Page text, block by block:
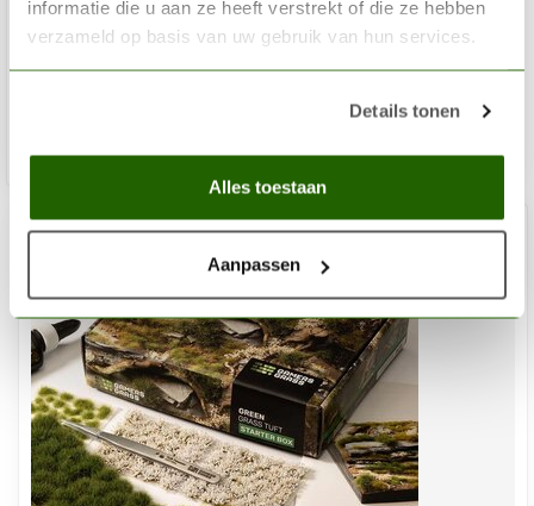
informatie die u aan ze heeft verstrekt of die ze hebben
verzameld op basis van uw gebruik van hun services.
Details tonen
Alles toestaan
Aanpassen
€6,95 €5,91